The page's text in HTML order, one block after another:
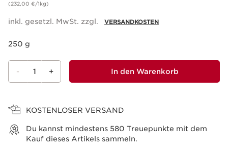
(232,00 €/1kg)
inkl. gesetzl. MwSt. zzgl. VERSANDKOSTEN
250 g
- 1 + In den Warenkorb
KOSTENLOSER VERSAND
Du kannst mindestens 580 Treuepunkte mit dem
Kauf dieses Artikels sammeln.